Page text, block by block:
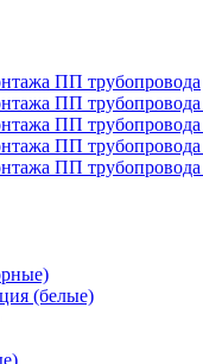
ПП трубопровода
ПП
ПП
ПП
ПП
(белые)